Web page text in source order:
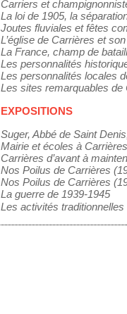
Carriers et
La loi de 1905, la
Joutes fluviales et fêtes
L’église de Carrières et
La France, champ de
Les personnalités
Les personnalités locales
Les sites remarquables de
EXPOSITIONS
Suger, Abbé de Saint
Mairie et écoles à Carrières
Carrières d’avant à
Nos Poilus de Carrières
Nos Poilus de Carrières
La guerre de 1939-1945
Les activités